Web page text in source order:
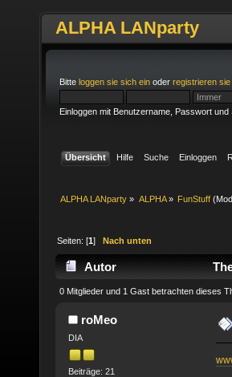
ALPHA LANparty
Bitte loggen sie sich ein oder registrieren
Einloggen mit Benutzername, Passwort und
Übersicht Hilfe Suche Einloggen
ALPHA LANparty » ALPHA» FunStuff
Seiten: [1]Nach unten
Autor
0 Mitglieder und 1 Gast betrachten dieses
roMeo
DIA
Beiträge: 21